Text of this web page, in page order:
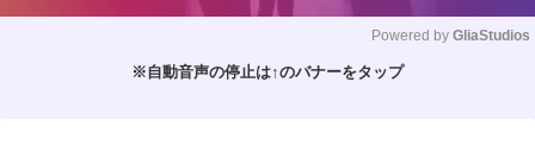
Powered by GliaStudios
※自動音声の停止は↑のバナーをタップ